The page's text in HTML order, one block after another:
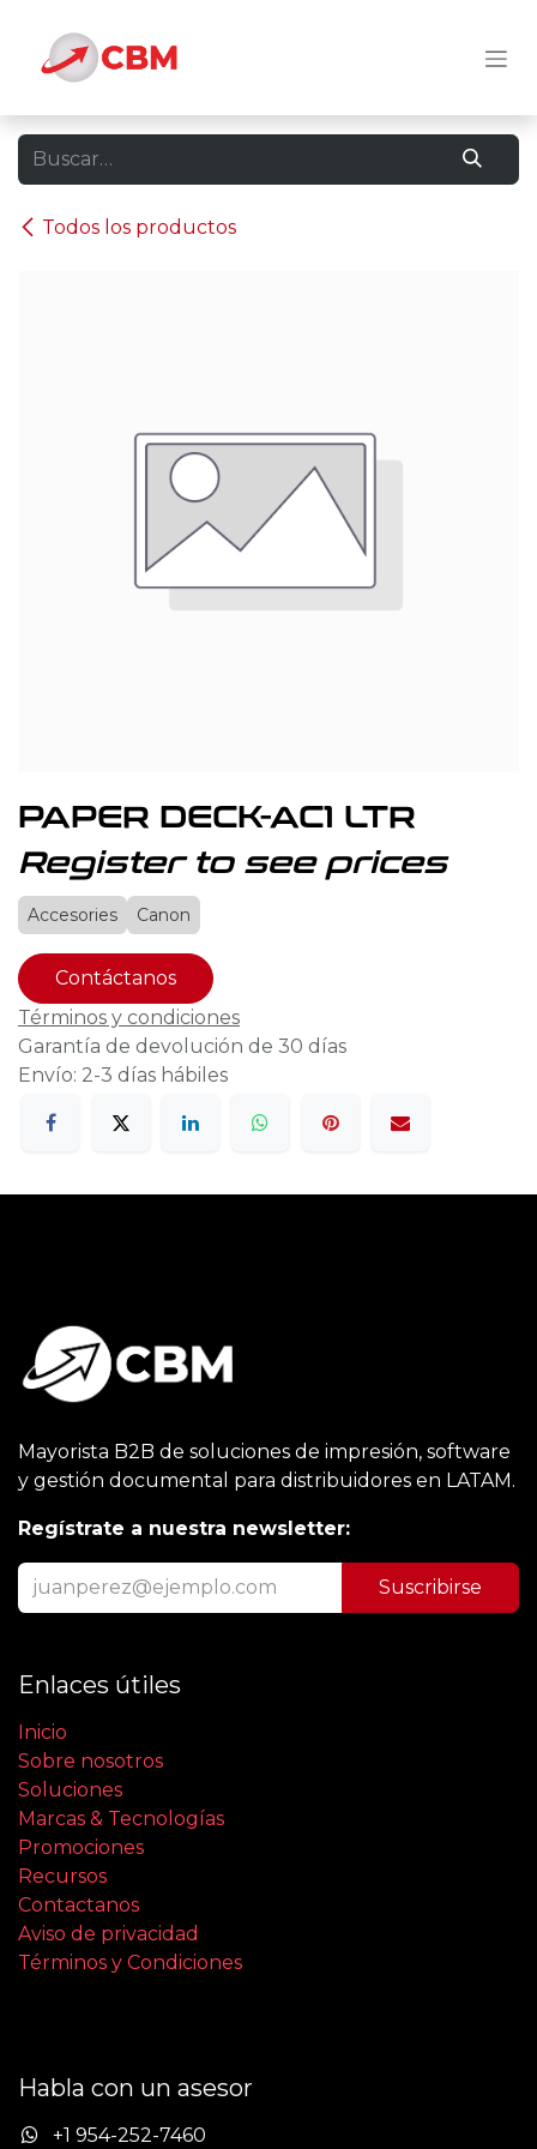
Todos los productos
PAPER DECK-AC1 LTR
Register to see prices
Accesories Canon
Contáctanos
Términos y condiciones
Garantía de devolución de 30 días
Envío: 2-3 días hábiles
Mayorista B2B de soluciones de impresión, software
y gestión documental para distribuidores en LATAM.
Regístrate a nuestra newsletter:
Suscribirse
Enlaces útiles
Inicio
Sobre nosotros
Soluciones
Marcas & Tecnologías
Promociones
Recursos
Contactanos
Aviso de privacidad
Términos y Condiciones
Habla con un asesor
+1 954-252-7460